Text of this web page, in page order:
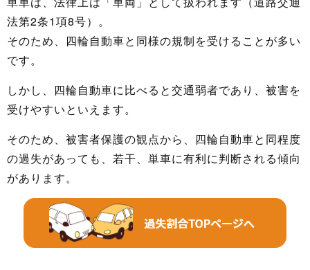
法第2条1項8号）。
そのため、四輪自動車と同様の規制を受けることが多い
です。
しかし、四輪自動車に比べると交通弱者であり、被害を
受けやすいといえます。
そのため、被害者保護の観点から、四輪自動車と同程度
の過失があっても、若干、単車に有利に判断される傾向
があります。